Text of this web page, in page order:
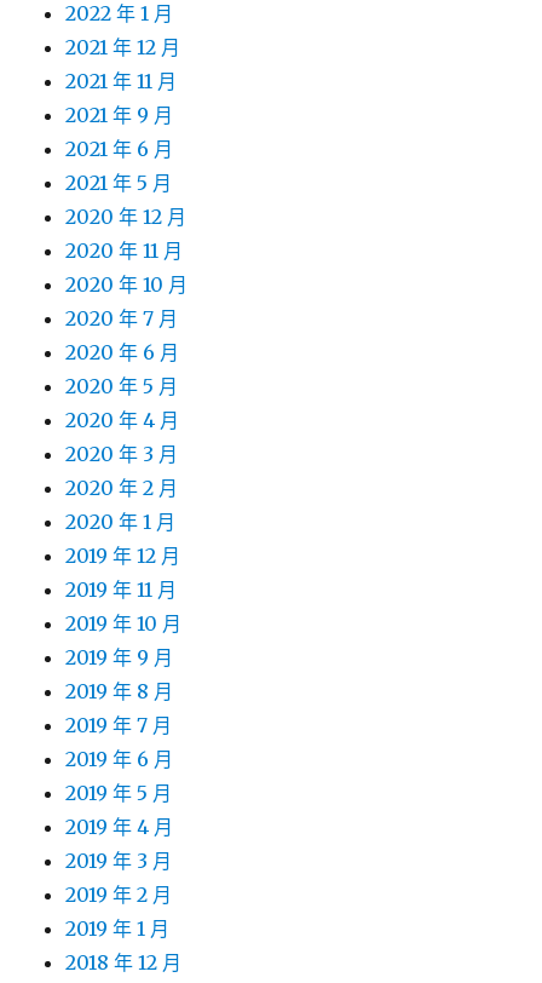
2022 年 1 月
2021 年 12 月
2021 年 11 月
2021 年 9 月
2021 年 6 月
2021 年 5 月
2020 年 12 月
2020 年 11 月
2020 年 10 月
2020 年 7 月
2020 年 6 月
2020 年 5 月
2020 年 4 月
2020 年 3 月
2020 年 2 月
2020 年 1 月
2019 年 12 月
2019 年 11 月
2019 年 10 月
2019 年 9 月
2019 年 8 月
2019 年 7 月
2019 年 6 月
2019 年 5 月
2019 年 4 月
2019 年 3 月
2019 年 2 月
2019 年 1 月
2018 年 12 月